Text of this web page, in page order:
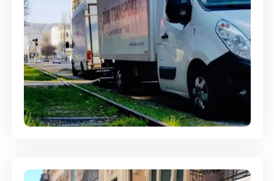
Ein- und Auspackservice